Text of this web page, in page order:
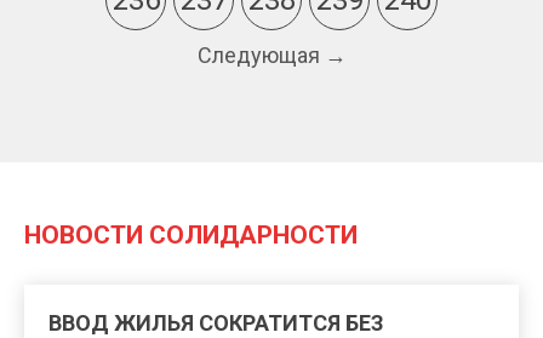
Следующая →
НОВОСТИ СОЛИДАРНОСТИ
ВВОД ЖИЛЬЯ СОКРАТИТСЯ БЕЗ